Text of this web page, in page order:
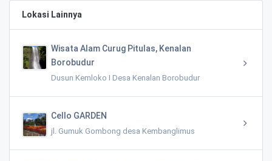
Lokasi Lainnya
Wisata Alam Curug Pitulas, Kenalan
Borobudur
Dusun Kemloko I Desa Kenalan Borobudur
Cello GARDEN
jl. Gumuk Gombong desa Kembanglimus